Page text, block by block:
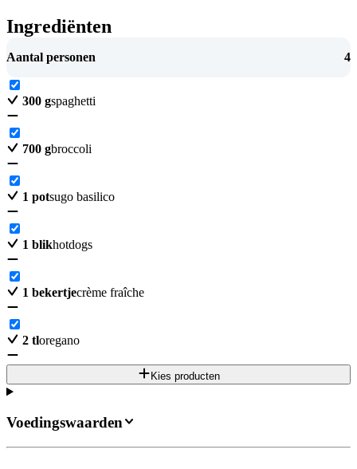
Ingrediënten
Aantal personen 4
300 gspaghetti
700 gbroccoli
1 potsugo basilico
1 blikhotdogs
1 bekertjecrème fraîche
2 tloregano
Kies producten
Voedingswaarden